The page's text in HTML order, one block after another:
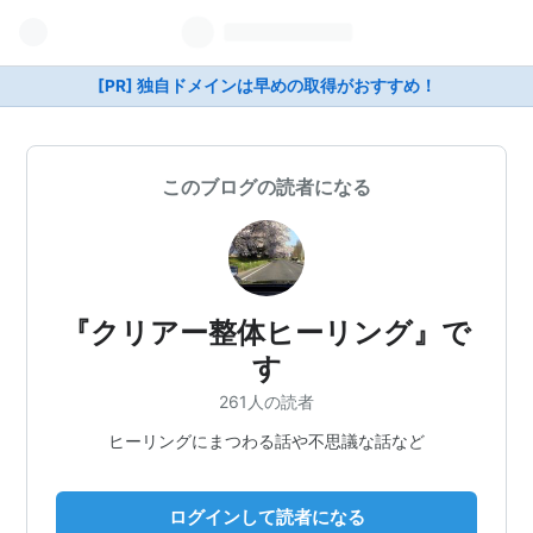
[PR] 独自ドメインは早めの取得がおすすめ！
このブログの読者になる
『クリアー整体ヒーリング』で
す
261人の読者
ヒーリングにまつわる話や不思議な話など
ログインして読者になる